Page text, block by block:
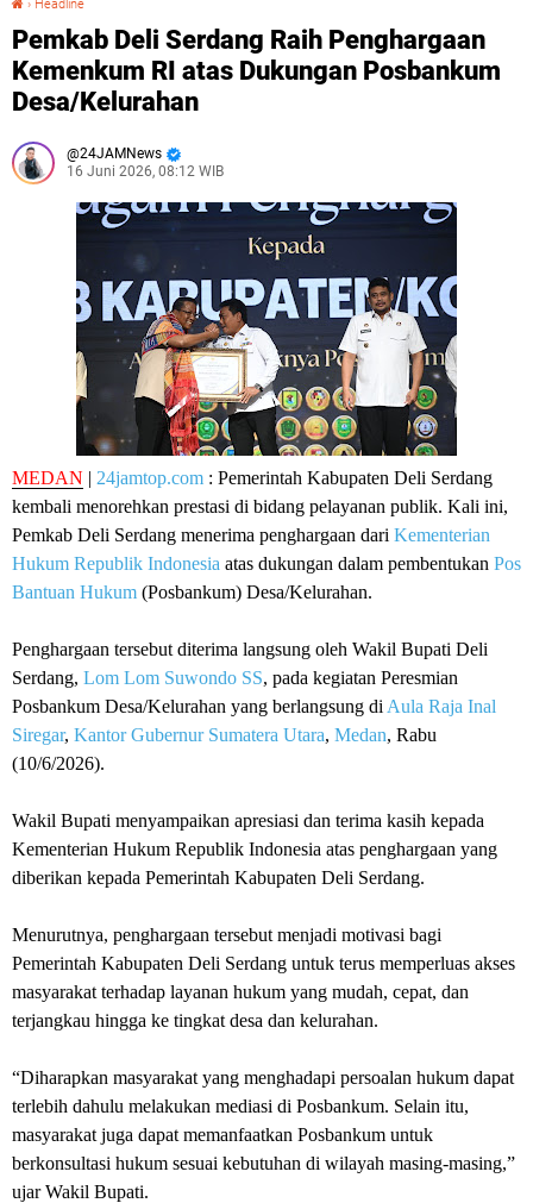
› Headline
Pemkab Deli Serdang Raih Penghargaan
Kemenkum RI atas Dukungan Posbankum
Desa/Kelurahan
24JAMNews
16 Juni 2026, 08:12 WIB
MEDAN | 24jamtop.com : Pemerintah Kabupaten Deli Serdang
kembali menorehkan prestasi di bidang pelayanan publik. Kali ini,
Pemkab Deli Serdang menerima penghargaan dari Kementerian
Hukum Republik Indonesia atas dukungan dalam pembentukan Pos
Bantuan Hukum (Posbankum) Desa/Kelurahan.
Penghargaan tersebut diterima langsung oleh Wakil Bupati Deli
Serdang, Lom Lom Suwondo SS, pada kegiatan Peresmian
Posbankum Desa/Kelurahan yang berlangsung di Aula Raja Inal
Siregar, Kantor Gubernur Sumatera Utara, Medan, Rabu
(10/6/2026).
Wakil Bupati menyampaikan apresiasi dan terima kasih kepada
Kementerian Hukum Republik Indonesia atas penghargaan yang
diberikan kepada Pemerintah Kabupaten Deli Serdang.
Menurutnya, penghargaan tersebut menjadi motivasi bagi
Pemerintah Kabupaten Deli Serdang untuk terus memperluas akses
masyarakat terhadap layanan hukum yang mudah, cepat, dan
terjangkau hingga ke tingkat desa dan kelurahan.
“Diharapkan masyarakat yang menghadapi persoalan hukum dapat
terlebih dahulu melakukan mediasi di Posbankum. Selain itu,
masyarakat juga dapat memanfaatkan Posbankum untuk
berkonsultasi hukum sesuai kebutuhan di wilayah masing-masing,”
ujar Wakil Bupati.